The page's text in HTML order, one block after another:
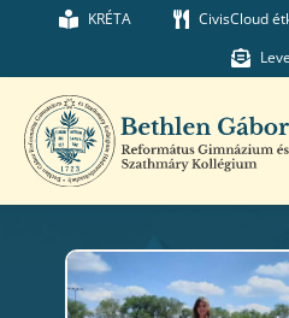
Kihagyás KRÉTA CivisCloud
Iskolánk